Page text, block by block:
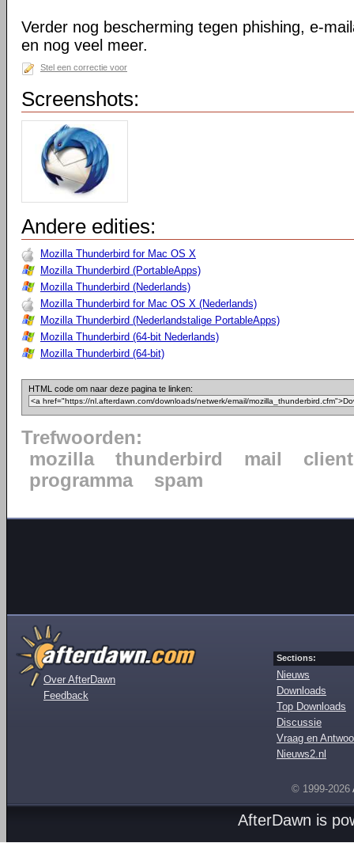
Verder nog bescherming tegen phishing, e-
en nog veel meer.
Stel een correctie voor
Screenshots:
Andere edities:
Mozilla Thunderbird for Mac OS X
Mozilla Thunderbird (PortableApps)
Mozilla Thunderbird (Nederlands)
Mozilla Thunderbird for Mac OS X (Nederlands)
Mozilla Thunderbird (Nederlandstalige PortableApps)
Mozilla Thunderbird (64-bit Nederlands)
Mozilla Thunderbird (64-bit)
HTML code om naar deze pagina te linken:
Trefwoorden:
mozilla
thunderbird mail
client
programma
spam
Over AfterDawn
Feedback
Sections:
Nieuws
Downloads
Top Downloads
Discussie
Vraag en
Nieuws2.nl
© 1999-2026
AfterDawn is